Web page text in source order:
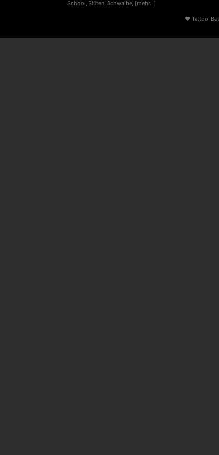
School, Blüten, Schwalbe, [mehr...]
♥ Tattoo-